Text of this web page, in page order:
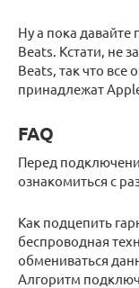
Ну а пока
Beats. Кстати, не
Beats, так что
принадлежат
FAQ
Перед
ознакомиться с
Как подцепить
беспроводная
обмениваться
Алгоритм